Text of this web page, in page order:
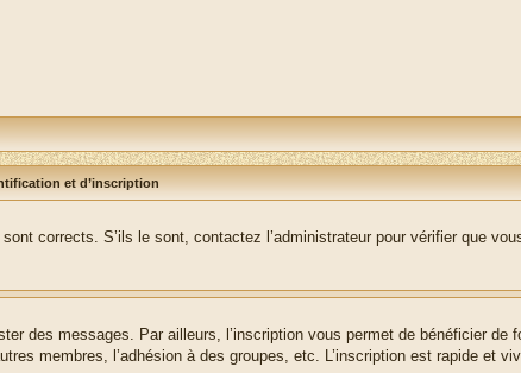
et d’inscription
corrects. S’ils le sont, contactez l’administrateur pour vérifier que
des messages. Par ailleurs, l’inscription vous permet de bénéficier de
membres, l’adhésion à des groupes, etc. L’inscription est rapide et